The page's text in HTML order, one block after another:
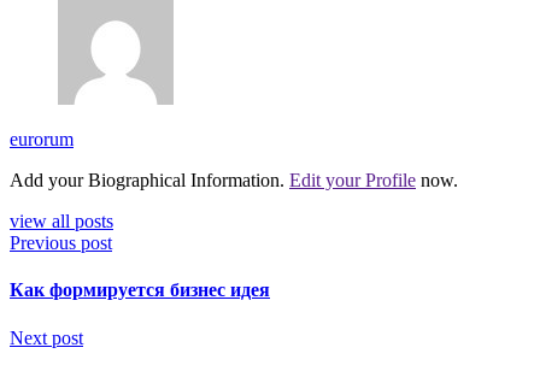
eurorum
Add your Biographical Information. Edit your Profile now.
view all posts
Previous post
Как формируется бизнес идея
Next post